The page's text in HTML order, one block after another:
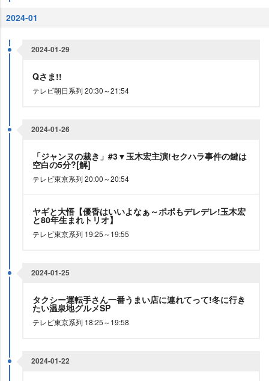
2024-01
2024-01-29
Qさま!!
テレビ朝日系列 20:30～21:54
2024-01-26
「ジャンヌの裁き」#3▼玉木宏主演!セクハラ事件の鍵は
空白の5分?[解]
テレビ東京系列 20:00～20:54
ヤギと大悟【優香はいいよなぁ～ポポもデレデレ!玉木宏
と80年生まれトリオ】
テレビ東京系列 19:25～19:55
2024-01-25
タクシー運転手さん一番うまい店に連れてって!冬に行き
たい温泉地グルメSP
テレビ東京系列 18:25～19:58
2024-01-22